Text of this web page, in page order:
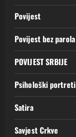
Povijest
Povijest bez parola
POVIJEST SRBIJE
Psihološki portreti
Satira
Savjest Crkve